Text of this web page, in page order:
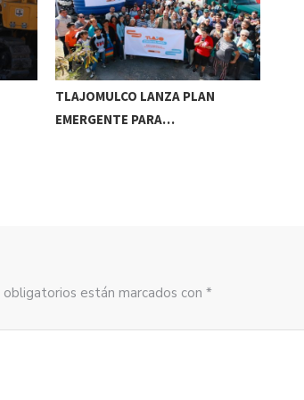
TLAJOMULCO LANZA PLAN
EMERGENTE PARA…
están marcados con *